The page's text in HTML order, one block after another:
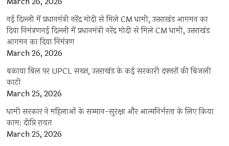
नई दिल्ली में प्रधानमंत्री नरेंद्र मोदी से मिले CM धामी, उत्तराखंड आगमन का
दिया निमंत्रणनई दिल्ली में प्रधानमंत्री नरेंद्र मोदी से मिले CM धामी, उत्तराखंड
आगमन का दिया निमंत्रण
March 26, 2026
बकाया बिल पर UPCL सख्त, उत्तराखंड के कई सरकारी दफ्तरों की बिजली
काटी
March 25, 2026
धामी सरकार ने महिलाओं के सम्मान-सुरक्षा और आत्मनिर्भरता के लिए किया
काम: दीप्ति रावत
March 25, 2026